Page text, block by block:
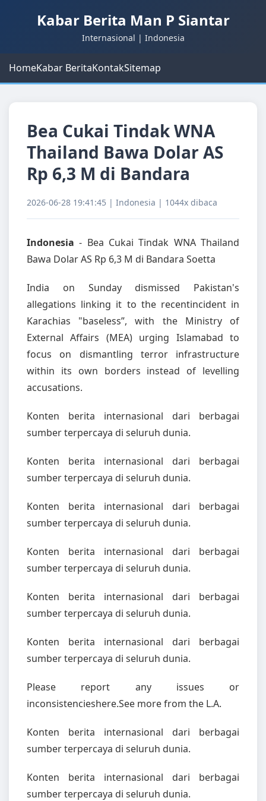
Kabar Berita Man P Siantar
Internasional | Indonesia
HomeKabar BeritaKontakSitemap
Bea Cukai Tindak WNA
Thailand Bawa Dolar AS
Rp 6,3 M di Bandara
2026-06-28 19:41:45 | Indonesia | 1044x dibaca
Indonesia - Bea Cukai Tindak WNA Thailand
Bawa Dolar AS Rp 6,3 M di Bandara Soetta
India on Sunday dismissed Pakistan's
allegations linking it to the recentincident in
Karachias "baseless”, with the Ministry of
External Affairs (MEA) urging Islamabad to
focus on dismantling terror infrastructure
within its own borders instead of levelling
accusations.
Konten berita internasional dari berbagai
sumber terpercaya di seluruh dunia.
Konten berita internasional dari berbagai
sumber terpercaya di seluruh dunia.
Konten berita internasional dari berbagai
sumber terpercaya di seluruh dunia.
Konten berita internasional dari berbagai
sumber terpercaya di seluruh dunia.
Konten berita internasional dari berbagai
sumber terpercaya di seluruh dunia.
Konten berita internasional dari berbagai
sumber terpercaya di seluruh dunia.
Please report any issues or
inconsistencieshere.See more from the L.A.
Konten berita internasional dari berbagai
sumber terpercaya di seluruh dunia.
Konten berita internasional dari berbagai
sumber terpercaya di seluruh dunia.